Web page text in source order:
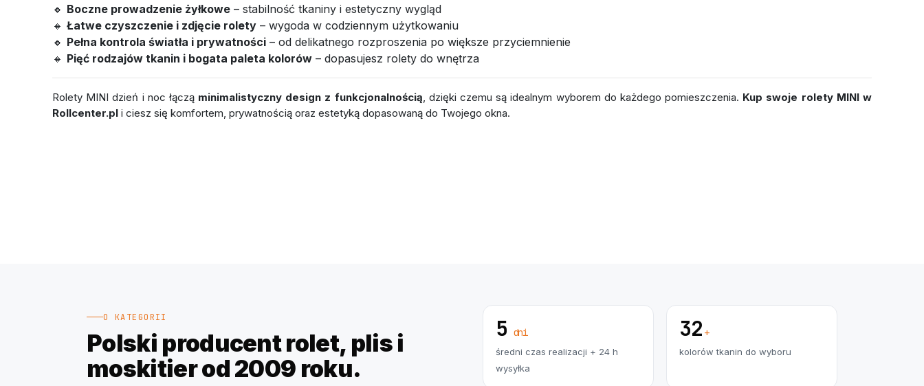
🔸 Boczne prowadzenie żyłkowe – stabilność tkaniny i estetyczny wygląd
🔸 Łatwe czyszczenie i zdjęcie rolety – wygoda w codziennym użytkowaniu
🔸 Pełna kontrola światła i prywatności – od delikatnego rozproszenia po większe przyciemnienie
🔸 Pięć rodzajów tkanin i bogata paleta kolorów – dopasujesz rolety do wnętrza
Rolety MINI dzień i noc łączą minimalistyczny design z funkcjonalnością, dzięki czemu są idealnym wyborem do każdego pomieszczenia. Kup swoje rolety MINI w
Rollcenter.pl i ciesz się komfortem, prywatnością oraz estetyką dopasowaną do Twojego okna.
O KATEGORII
Polski producent rolet, plis i
moskitier od 2009 roku.
5 dni
średni czas realizacji + 24 h
wysyłka
32 +
kolorów tkanin do wyboru